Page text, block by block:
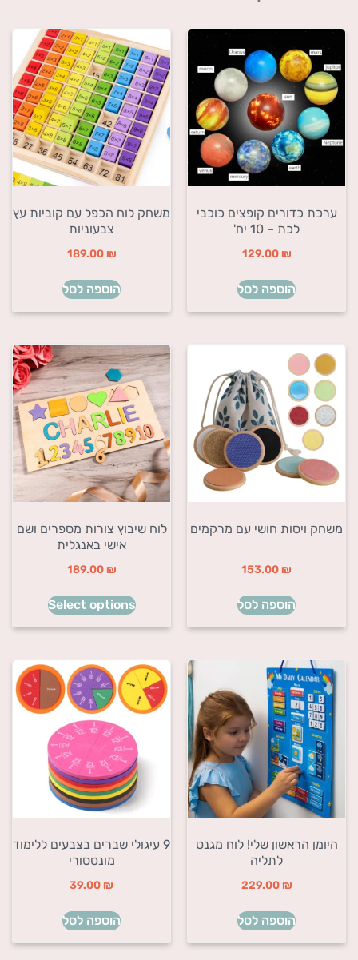
ערכת כדורים קופצים כוכבי
לכת – 10 יח'
129.00 ₪
הוספה לסל
משחק לוח הכפל עם קוביות עץ
צבעוניות
189.00 ₪
הוספה לסל
משחק ויסות חושי עם מרקמים
153.00 ₪
הוספה לסל
לוח שיבוץ צורות מספרים ושם
אישי באנגלית
189.00 ₪
Select options
היומן הראשון שלי! לוח מגנט
לתליה
229.00 ₪
הוספה לסל
9 עיגולי שברים בצבעים ללימוד
מונטסורי
39.00 ₪
הוספה לסל